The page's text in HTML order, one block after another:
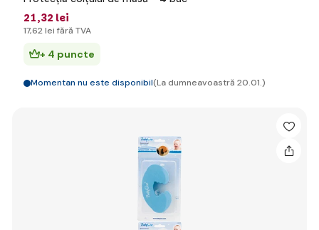
21,32 lei
17,62 lei fără TVA
+ 4 puncte
Momentan nu este disponibil(La dumneavoastră 20.01.)